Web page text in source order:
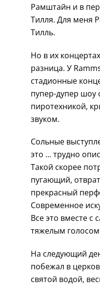
Рамштайн и в
Тилля. Для меня
Тилль.
Но в их
разница. У
стадионные
пупер-дупер шоу
пиротехникой,
звуком.
Сольные
это … трудно
Такой скорее
пугающий,
прекрасный
Современное
Все это вместе
тяжелым
На следующий
побежал в
святой водой,